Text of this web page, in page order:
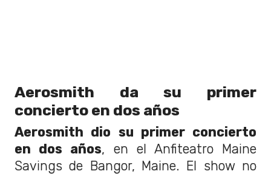
Aerosmith da su primer
concierto en dos años
Aerosmith dio su primer concierto
en dos años, en el Anfiteatro Maine
Savings de Bangor, Maine. El show no